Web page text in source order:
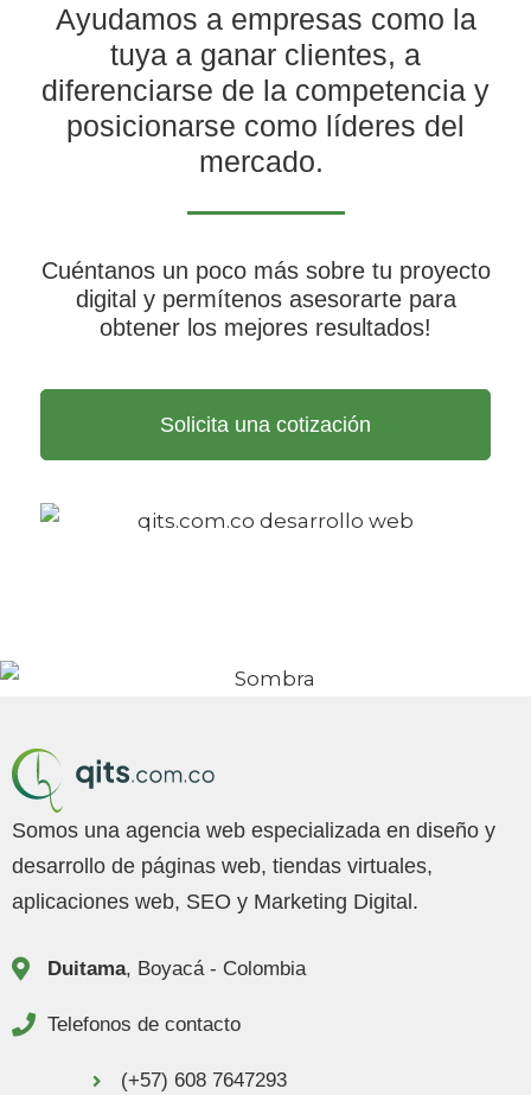
Ayudamos a empresas como la
tuya a ganar clientes, a
diferenciarse de la competencia y
posicionarse como líderes del
mercado.
Cuéntanos un poco más sobre tu proyecto
digital y permítenos asesorarte para
obtener los mejores resultados!
Solicita una cotización
Somos una agencia web especializada en diseño y
desarrollo de páginas web, tiendas virtuales,
aplicaciones web, SEO y Marketing Digital.
Duitama, Boyacá - Colombia
Telefonos de contacto
(+57) 608 7647293